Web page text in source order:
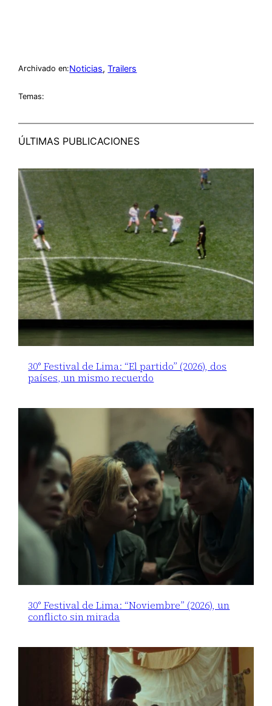
Archivado en:Noticias, Trailers
Temas:
ÚLTIMAS PUBLICACIONES
30° Festival de Lima: “El partido” (2026), dos
países, un mismo recuerdo
30° Festival de Lima: “Noviembre” (2026), un
conflicto sin mirada